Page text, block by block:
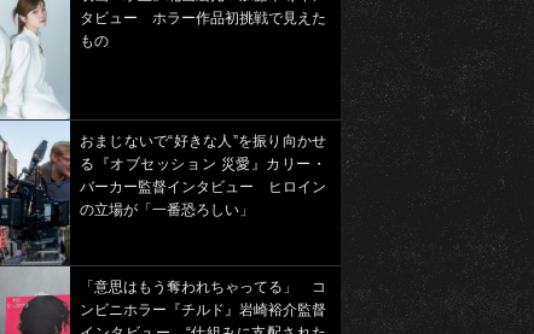
タビュー ホラー作品初挑戦で見えた
もの
おまじないで“好きな人”を振り向かせ
る『オブセッション 災愛』カリー・
バーカー監督インタビュー ヒロイン
の立場が「一番恐ろしい」
「意思はもう奪われちゃってる」 コ
ンビニホラー『チルド』岩崎裕介監督